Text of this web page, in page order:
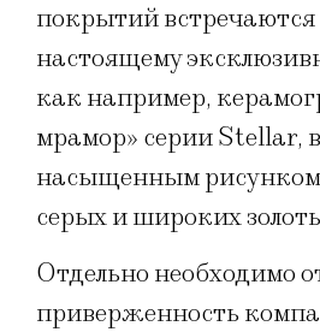
покрытий
настоящему
как например,
мрамор» серии Stellar,
насыщенным
серых и широких
Отдельно необходимо
приверженность